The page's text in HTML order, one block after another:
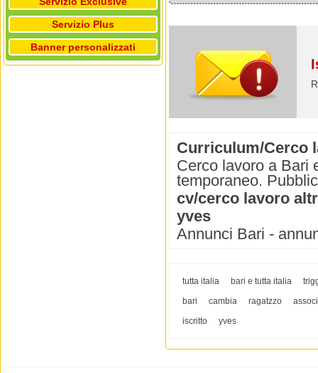
Servizio Plus
Banner personalizzati
Curriculum/Cerco
Cerco lavoro a Bari
temporaneo.
cv/cerco lavoro
yves
Annunci Bari -
tutta italia bari e tutta italia
bari
cambia ragatzzo
iscritto
yves